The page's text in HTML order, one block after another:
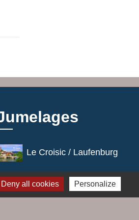
Le Croisic / Laufenburg
Deny all cookies Personalize